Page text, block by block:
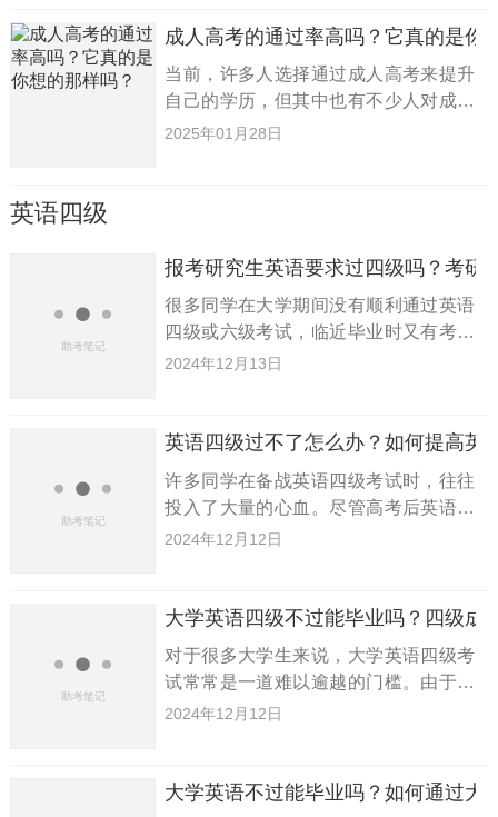
来，小编将为大家详细解析函授本科入
成人高考的通过率高吗？它真的是你
当前，许多人选择通过成人高考来提升
自己的学历，但其中也有不少人对成人
高考的通过率心存疑虑。到底成人高考
2025年01月28日
英语四级
报考研究生英语要求过四级吗？考研
很多同学在大学期间没有顺利通过英语
四级或六级考试，临近毕业时又有考研
的打算。那么，大家肯定会好奇，四级
会不会因此被卡住？今天，小编就
2024年12月13日
英语四级过不了怎么办？如何提高英
许多同学在备战英语四级考试时，往往
投入了大量的心血。尽管高考后英语水
平足以应付四级考试，但由于大学一年
高效学习，才能顺利通过英语四级
2024年12月12日
大学英语四级不过能毕业吗？四级成
对于很多大学生来说，大学英语四级考
试常常是一道难以逾越的门槛。由于各
种原因，很多学生在学习过程中逐渐失
呢？大学生又该如何高效学习英语
2024年12月12日
大学英语不过能毕业吗？如何通过大